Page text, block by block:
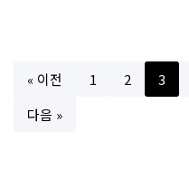
« 이전 1 2 3
다음 »